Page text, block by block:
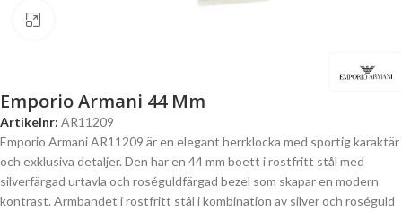
Emporio Armani 44 Mm
Artikelnr: AR11209
Emporio Armani AR11209 är en elegant herrklocka med sportig karaktär
och exklusiva detaljer. Den har en 44 mm boett i rostfritt stål med
silverfärgad urtavla och roséguldfärgad bezel som skapar en modern
kontrast. Armbandet i rostfritt stål i kombination av silver och roséguld